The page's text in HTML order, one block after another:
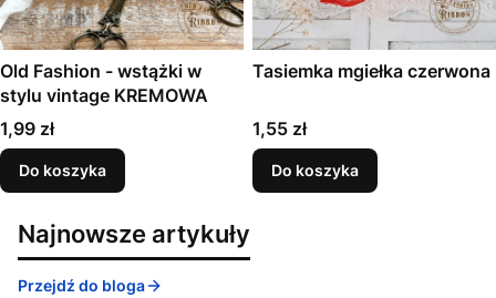
Old Fashion - wstążki w
stylu vintage KREMOWA
Cena
1,99 zł
Do koszyka
Tasiemka mgiełka czerwona
Cena
1,55 zł
Do koszyka
Najnowsze artykuły
Przejdź do bloga